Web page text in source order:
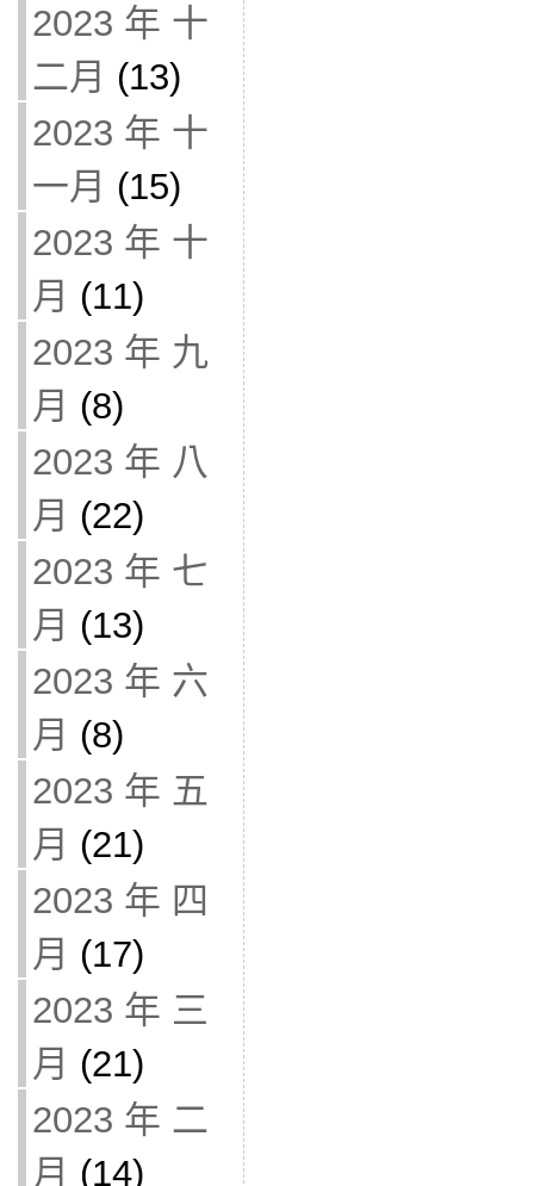
2023 年 十
二月 (13)
2023 年 十
一月 (15)
2023 年 十
月 (11)
2023 年 九
月 (8)
2023 年 八
月 (22)
2023 年 七
月 (13)
2023 年 六
月 (8)
2023 年 五
月 (21)
2023 年 四
月 (17)
2023 年 三
月 (21)
2023 年 二
月 (14)